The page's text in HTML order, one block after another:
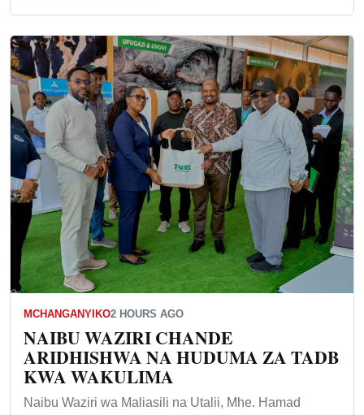
MCHANGANYIKO2 HOURS AGO
NAIBU WAZIRI CHANDE
ARIDHISHWA NA HUDUMA ZA TADB
KWA WAKULIMA
Naibu Waziri wa Maliasili na Utalii, Mhe. Hamad